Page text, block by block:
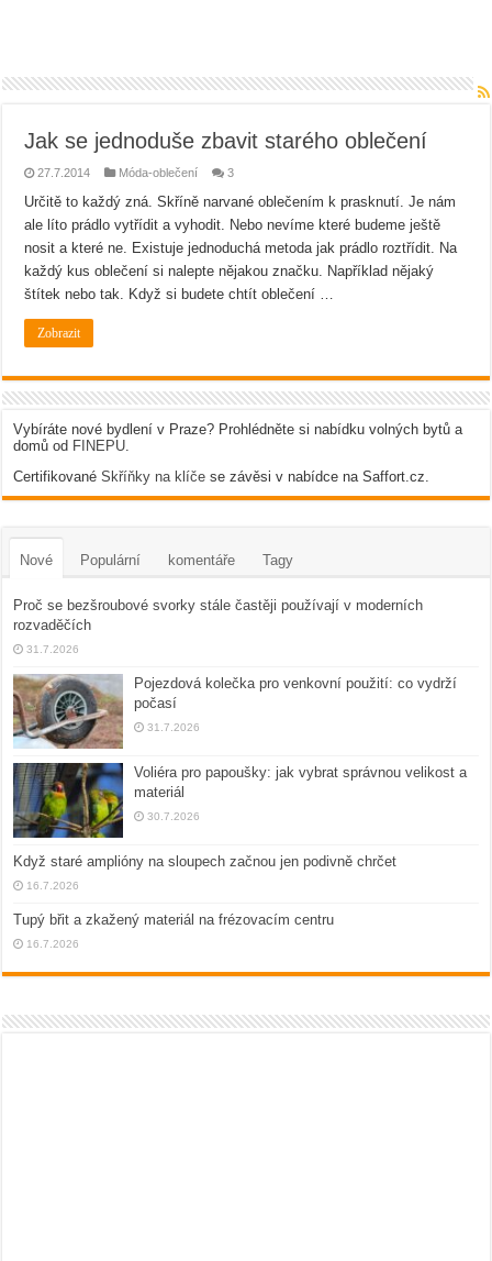
Jak se jednoduše zbavit starého oblečení
27.7.2014 Móda-oblečení 3
Určitě to každý zná. Skříně narvané oblečením k prasknutí. Je nám
ale líto prádlo vytřídit a vyhodit. Nebo nevíme které budeme ještě
nosit a které ne. Existuje jednoduchá metoda jak prádlo roztřídit. Na
každý kus oblečení si nalepte nějakou značku. Například nějaký
štítek nebo tak. Když si budete chtít oblečení …
Zobrazit
Vybíráte nové bydlení v Praze? Prohlédněte si nabídku volných bytů a
domů od FINEPU
CertifikovanéSkříňky na klíče se závěsi v nabídce na Saffort.cz.
Nové Populární komentáře Tagy
Proč se bezšroubové svorky stále častěji používají v moderních
rozvaděčích
31.7.2026
Pojezdová kolečka pro venkovní použití: co vydrží
počasí
31.7.2026
Voliéra pro papoušky: jak vybrat správnou velikost a
materiál
30.7.2026
Když staré amplióny na sloupech začnou jen podivně chrčet
16.7.2026
Tupý břit a zkažený materiál na frézovacím centru
16.7.2026